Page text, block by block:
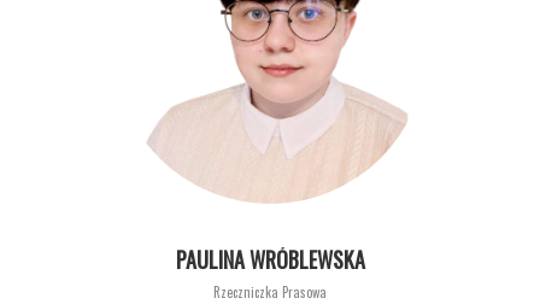
PAULINA WRÓBLEWSKA
Rzeczniczka Prasowa